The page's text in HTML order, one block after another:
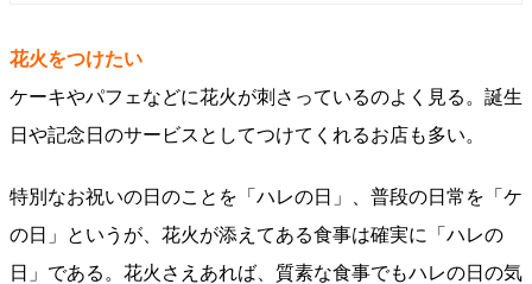
花火をつけたい
ケーキやパフェなどに花火が刺さっているのよく見る。誕生
日や記念日のサービスとしてつけてくれるお店も多い。
特別なお祝いの日のことを「ハレの日」、普段の日常を「ケ
の日」というが、花火が添えてある食事は確実に「ハレの
日」である。花火さえあれば、質素な食事でもハレの日の気